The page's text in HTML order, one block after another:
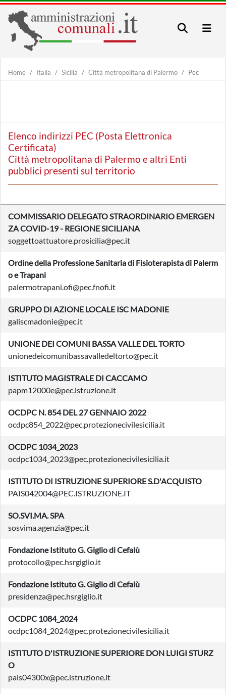
Home Italia Sicilia Città metropolitana di Palermo Pec
Elenco indirizzi PEC (Posta Elettronica
Certificata)
Città metropolitana di Palermo e altri Enti
pubblici presenti sul territorio
COMMISSARIO DELEGATO STRAORDINARIO EMERGEN
ZA COVID-19 - REGIONE SICILIANA
soggettoattuatore.prosicilia@pec.it
Ordine della Professione Sanitaria di Fisioterapista di Palerm
o e Trapani
palermotrapani.ofi@pec.fnofi.it
GRUPPO DI AZIONE LOCALE ISC MADONIE
galiscmadonie@pec.it
UNIONE DEI COMUNI BASSA VALLE DEL TORTO
unionedeicomunibassavalledeltorto@pec.it
ISTITUTO MAGISTRALE DI CACCAMO
papm12000e@pec.istruzione.it
OCDPC N. 854 DEL 27 GENNAIO 2022
ocdpc854_2022@pec.protezionecivilesicilia.it
OCDPC 1034_2023
ocdpc1034_2023@pec.protezionecivilesicilia.it
ISTITUTO DI ISTRUZIONE SUPERIORE S.D'ACQUISTO
PAIS042004@PEC.ISTRUZIONE.IT
SO.SVI.MA. SPA
sosvima.agenzia@pec.it
Fondazione Istituto G. Giglio di Cefalù
protocollo@pec.hsrgiglio.it
Fondazione Istituto G. Giglio di Cefalù
presidenza@pec.hsrgiglio.it
OCDPC 1084_2024
ocdpc1084_2024@pec.protezionecivilesicilia.it
ISTITUTO D'ISTRUZIONE SUPERIORE DON LUIGI STURZ
O
pais04300x@pec.istruzione.it